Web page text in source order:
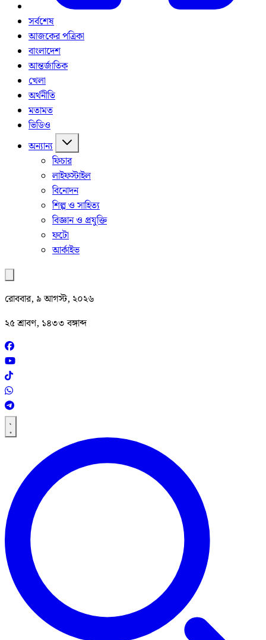
সর্বশেষ
আজকের পত্রিকা
বাংলাদেশ
আন্তর্জাতিক
খেলা
অর্থনীতি
মতামত
ভিডিও
অন্যান্য
ফিচার
লাইফস্টাইল
বিনোদন
শিল্প ও সাহিত্য
বিজ্ঞান ও প্রযুক্তি
ফটো
আর্কাইভ
রোববার, ৯ আগস্ট, ২০২৬
২৫ শ্রাবণ, ১৪৩৩ বঙ্গাব্দ